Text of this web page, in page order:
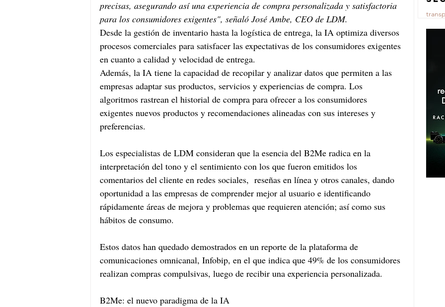
precisas, asegurando así una experiencia de compra personalizada y satisfactoria
para los consumidores exigentes", señaló José Ambe, CEO de LDM.
Desde la gestión de inventario hasta la logística de entrega, la IA optimiza diversos
procesos comerciales para satisfacer las expectativas de los consumidores exigentes
en cuanto a calidad y velocidad de entrega.
Además, la IA tiene la capacidad de recopilar y analizar datos que permiten a las
empresas adaptar sus productos, servicios y experiencias de compra. Los
algoritmos rastrean el historial de compra para ofrecer a los consumidores
exigentes nuevos productos y recomendaciones alineadas con sus intereses y
preferencias.
Los especialistas de LDM consideran que la esencia del B2Me radica en la
interpretación del tono y el sentimiento con los que fueron emitidos los
comentarios del cliente en redes sociales,  reseñas en línea y otros canales, dando
oportunidad a las empresas de comprender mejor al usuario e identificando
rápidamente áreas de mejora y problemas que requieren atención; así como sus
hábitos de consumo.
Estos datos han quedado demostrados en un reporte de la plataforma de
comunicaciones omnicanal, Infobip, en el que indica que 49% de los consumidores
realizan compras compulsivas, luego de recibir una experiencia personalizada.
B2Me: el nuevo paradigma de la IA